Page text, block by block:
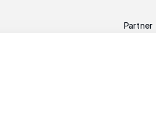
Partner